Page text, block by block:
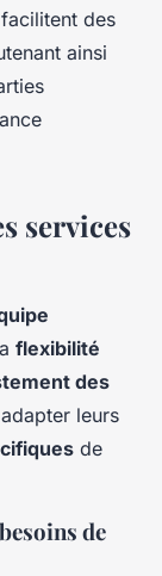
des
ainsi
services
flexibilité
des
leurs
de
de